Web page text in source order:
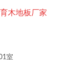
木地板厂家
室